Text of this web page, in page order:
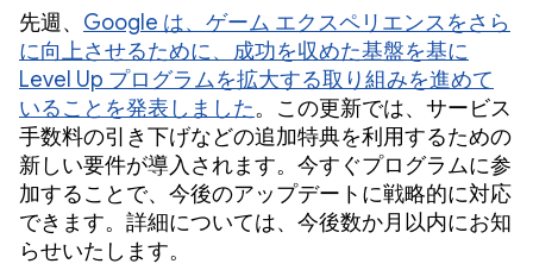
先週、 Google は、ゲーム エクスペリエンスをさら
に向上させるために、成功を収めた基盤を基に
Level Up プログラムを拡大する取り組みを進めて
いることを発表しました。この更新では、サービス
手数料の引き下げなどの追加特典を利用するための
新しい要件が導入されます。今すぐプログラムに参
加することで、今後のアップデートに戦略的に対応
できます。詳細については、今後数か月以内にお知
らせいたします。